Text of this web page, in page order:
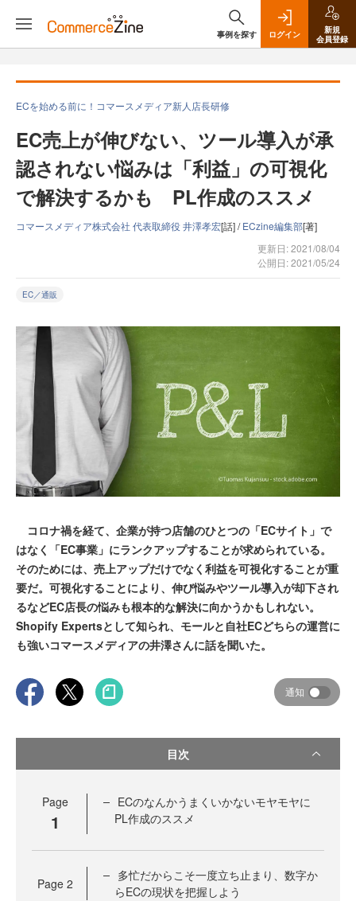
事例を探す ログイン
新規
会員登録
ECを始める前に！コマースメディア新人店長研修
EC売上が伸びない、ツール導入が承
認されない悩みは「利益」の可視化
で解決するかも PL作成のススメ
コマースメディア株式会社 代表取締役 井澤孝宏[話] /ECzine編集部[著]
更新日: 2021/08/04
公開日: 2021/05/24
EC／通販
コロナ禍を経て、企業が持つ店舗のひとつの「ECサイト」で
はなく「EC事業」にランクアップすることが求められている。
そのためには、売上アップだけでなく利益を可視化することが重
要だ。可視化することにより、伸び悩みやツール導入が却下され
るなどEC店長の悩みも根本的な解決に向かうかもしれない。
Shopify Expertsとして知られ、モールと自社ECどちらの運営に
も強いコマースメディアの井澤さんに話を聞いた。
通知
目次
Page
1
ECのなんかうまくいかないモヤモヤに
PL作成のススメ
Page 2
多忙だからこそ一度立ち止まり、数字か
らECの現状を把握しよう